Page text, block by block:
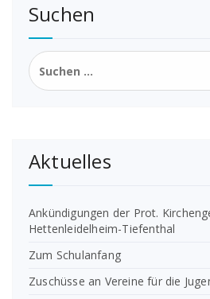
Suchen
Suchen
nach:
Aktuelles
Ankündigungen der Prot.
Hettenleidelheim-Tiefenthal
Zum Schulanfang
Zuschüsse an Vereine für die